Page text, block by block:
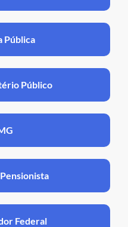
Pública
Público
Federal